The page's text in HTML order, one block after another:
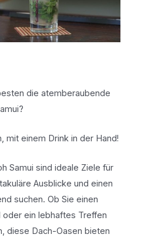
die atemberaubende
mit einem Drink in der Hand!
Samui sind ideale Ziele für
Ausblicke und einen
suchen. Ob Sie einen
ein lebhaftes Treffen
diese Dach-Oasen bieten